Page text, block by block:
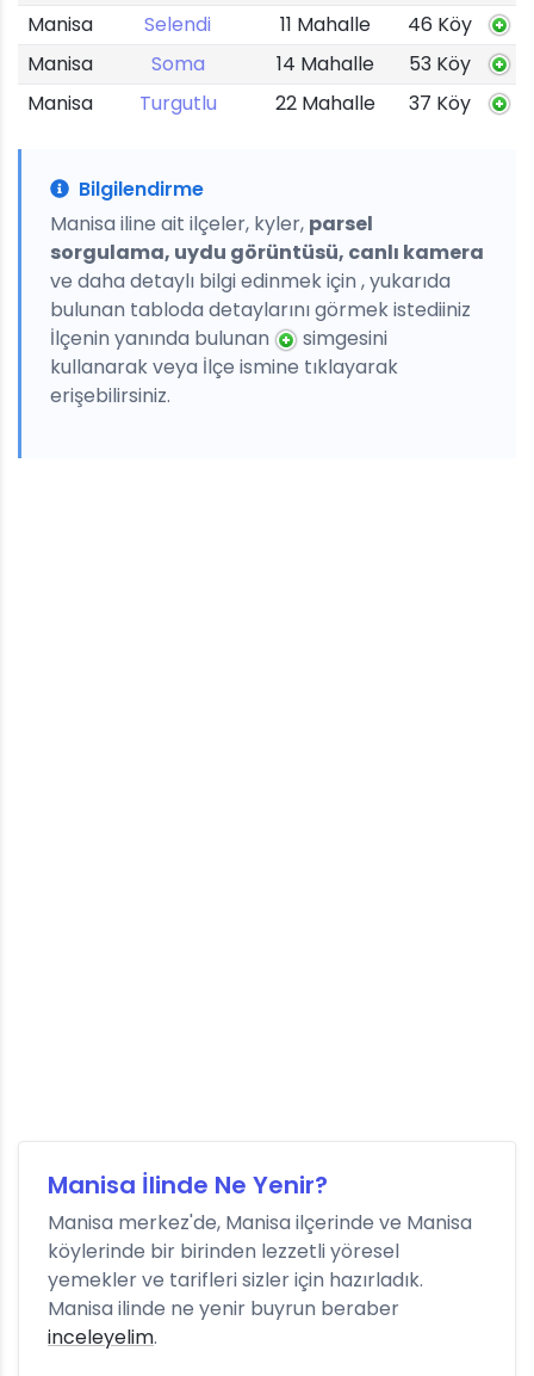
Manisa
Selendi 11 Mahalle
46 Köy
Manisa
Soma 14 Mahalle
53 Köy
Manisa
Turgutlu 22 Mahalle 37 Köy
Bilgilendirme
Manisa iline ait ilçeler, kyler, parsel
sorgulama, uydu görüntüsü, canlı kamera
ve daha detaylı bilgi edinmek için , yukarıda
bulunan tabloda detaylarını görmek istediiniz
İlçenin yanında bulunan
simgesini
kullanarak veya İlçe ismine tıklayarak
erişebilirsiniz.
Manisa İlinde Ne Yenir?
Manisa merkez'de, Manisa ilçerinde ve Manisa
köylerinde bir birinden lezzetli yöresel
yemekler ve tarifleri sizler için hazırladık.
Manisa ilinde ne yenir buyrun beraber
inceleyelim.